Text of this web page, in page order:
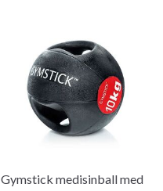
Gymstick medisinball med